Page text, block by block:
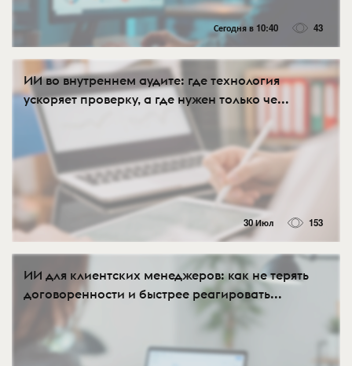
Сегодня в 10:40 43
ИИ во внутреннем аудите: где технология
ускоряет проверку, а где нужен только че...
30 Июл 153
ИИ для клиентских менеджеров: как не терять
договоренности и быстрее реагировать...